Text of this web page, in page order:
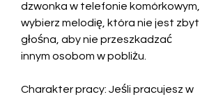
dzwonka w telefonie komórkowym,
wybierz melodię, która nie jest zbyt
głośna, aby nie przeszkadzać
innym osobom w pobliżu.
Charakter pracy: Jeśli pracujesz w